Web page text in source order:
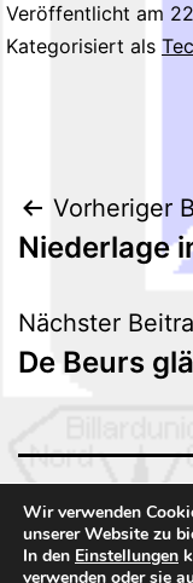
Veröffentlicht am
Kategorisiert als
Vorheriger
Niederlage
Nächster
De Beurs
BILLARDUNION
Stolz präsentiert
Wir verwenden
unserer Website zu
In den Einstellungen
verwenden oder sie